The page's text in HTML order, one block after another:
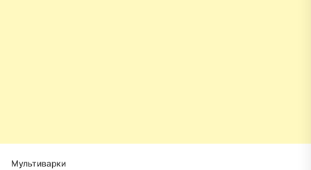
Мультиварки